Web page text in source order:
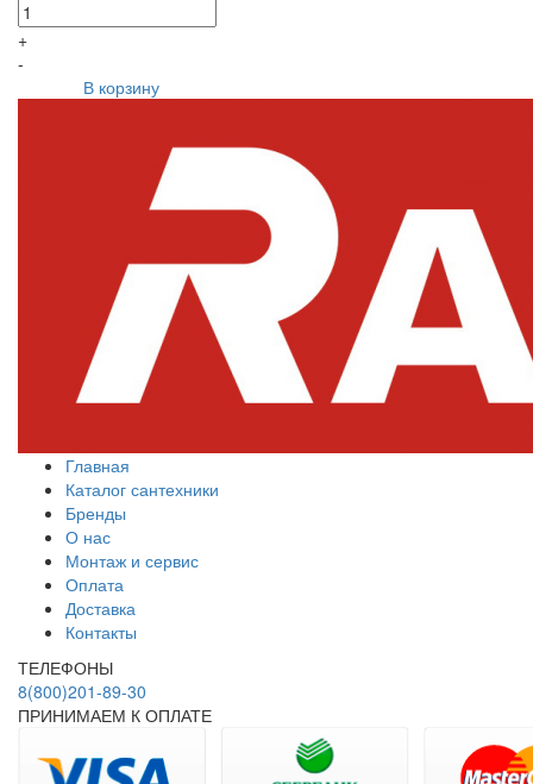
+
-
В корзину
Главная
Каталог сантехники
Бренды
О нас
Монтаж и сервис
Оплата
Доставка
Контакты
ТЕЛЕФОНЫ
8(800)201-89-30
ПРИНИМАЕМ К ОПЛАТЕ